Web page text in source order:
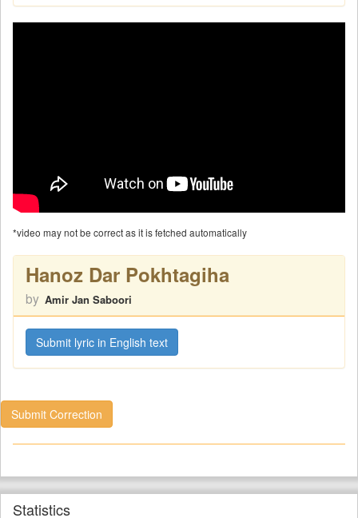
*video may not be correct as it is fetched automatically
Hanoz Dar Pokhtagiha
by Amir Jan Saboori
Submit lyric in English text
Submit Correction
Statistics